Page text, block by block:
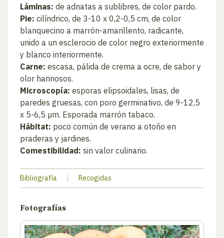
Láminas: de adnatas a sublibres, de color pardo.
Pie: cilíndrico, de 3-10 x 0,2-0,5 cm, de color
blanquecino a marrón-amarillento, radicante,
unido a un esclerocio de color negro exteriormente
y blanco interiormente.
Carne: escasa, pálida de crema a ocre, de sabor y
olor harinosos.
Microscopía: esporas elipsoidales, lisas, de
paredes gruesas, con poro germinativo, de 9-12,5
x 5-6,5 µm. Esporada marrón tabaco.
Hábitat: poco común de verano a otoño en
praderas y jardines.
Comestibilidad: sin valor culinario.
Bibliografía | Recogidas
Fotografías